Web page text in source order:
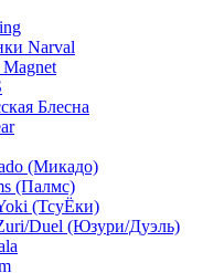
Narval
Блесна
(Микадо)
(Палмс)
(ТсуЁки)
Duel (Юзури/Дуэль)